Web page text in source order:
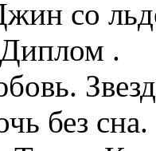
со
.
без сна.